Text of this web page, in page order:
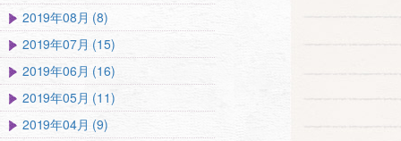
2019年08月 (8)
2019年07月 (15)
2019年06月 (16)
2019年05月 (11)
2019年04月 (9)